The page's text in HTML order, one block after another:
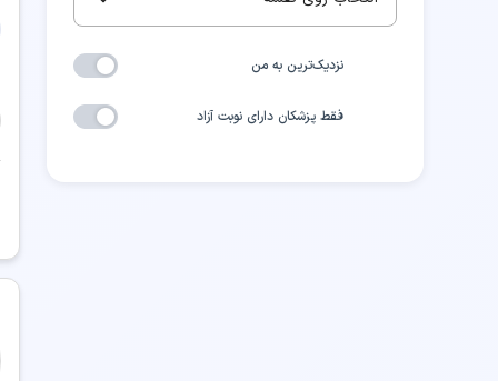
نزدیک‌ترین به من
فقط پزشکان دارای نوبت آزاد